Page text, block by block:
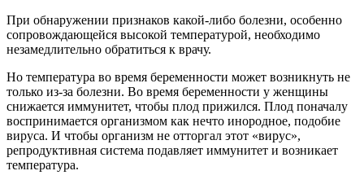
При обнаружении признаков какой-либо болезни, особенно
сопровождающейся высокой температурой, необходимо
незамедлительно обратиться к врачу.
Но температура во время беременности может возникнуть не
только из-за болезни. Во время беременности у женщины
снижается иммунитет, чтобы плод прижился. Плод поначалу
воспринимается организмом как нечто инородное, подобие
вируса. И чтобы организм не отторгал этот «вирус»,
репродуктивная система подавляет иммунитет и возникает
температура.